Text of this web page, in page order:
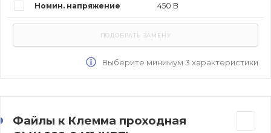
Номин. напряжение 450 В
Выберите минимум 3 характеристики
Файлы к Клемма проходная